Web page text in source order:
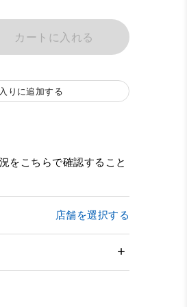
カートに入れる
りに追加する
をこちらで確認すること
店舗を選択する